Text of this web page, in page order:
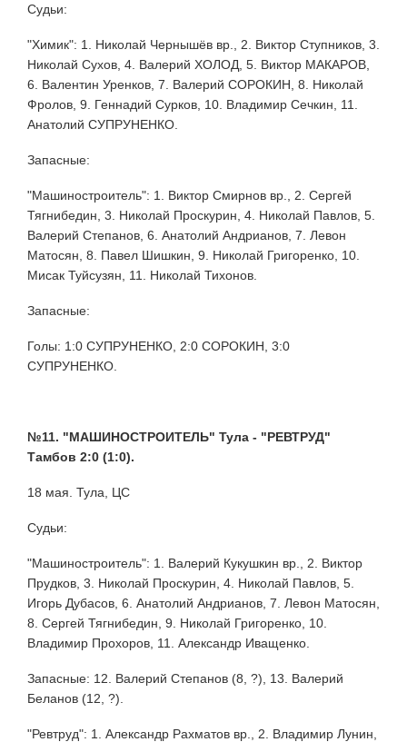
Судьи:
"Химик": 1. Николай Чернышёв вр., 2. Виктор Ступников, 3.
Николай Сухов, 4. Валерий ХОЛОД, 5. Виктор МАКАРОВ,
6. Валентин Уренков, 7. Валерий СОРОКИН, 8. Николай
Фролов, 9. Геннадий Сурков, 10. Владимир Сечкин, 11.
Анатолий СУПРУНЕНКО.
Запасные:
"Машиностроитель": 1. Виктор Смирнов вр., 2. Сергей
Тягнибедин, 3. Николай Проскурин, 4. Николай Павлов, 5.
Валерий Степанов, 6. Анатолий Андрианов, 7. Левон
Матосян, 8. Павел Шишкин, 9. Николай Григоренко, 10.
Мисак Туйсузян, 11. Николай Тихонов.
Запасные:
Голы: 1:0 СУПРУНЕНКО, 2:0 СОРОКИН, 3:0
СУПРУНЕНКО.
№11. "МАШИНОСТРОИТЕЛЬ" Тула - "РЕВТРУД"
Тамбов 2:0 (1:0).
18 мая. Тула, ЦС
Судьи:
"Машиностроитель": 1. Валерий Кукушкин вр., 2. Виктор
Прудков, 3. Николай Проскурин, 4. Николай Павлов, 5.
Игорь Дубасов, 6. Анатолий Андрианов, 7. Левон Матосян,
8. Сергей Тягнибедин, 9. Николай Григоренко, 10.
Владимир Прохоров, 11. Александр Иващенко.
Запасные: 12. Валерий Степанов (8, ?), 13. Валерий
Беланов (12, ?).
"Ревтруд": 1. Александр Рахматов вр., 2. Владимир Лунин,